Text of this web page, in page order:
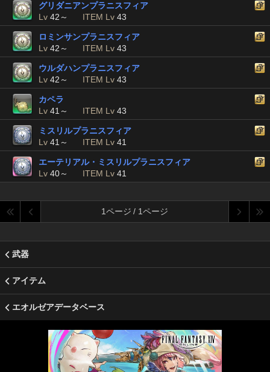
グリダニアンプラニスフィア
Lv 42～ ITEM Lv 43
ロミンサンプラニスフィア
Lv 42～ ITEM Lv 43
ウルダハンプラニスフィア
Lv 42～ ITEM Lv 43
カペラ
Lv 41～ ITEM Lv 43
ミスリルプラニスフィア
Lv 41～ ITEM Lv 41
エーテリアル・ミスリルプラニスフィア
Lv 40～ ITEM Lv 41
1ページ / 1ページ
武器
アイテム
エオルゼアデータベース